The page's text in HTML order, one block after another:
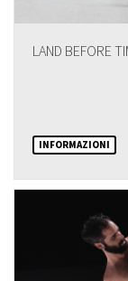
LAND BEFORE
INFORMAZIONI